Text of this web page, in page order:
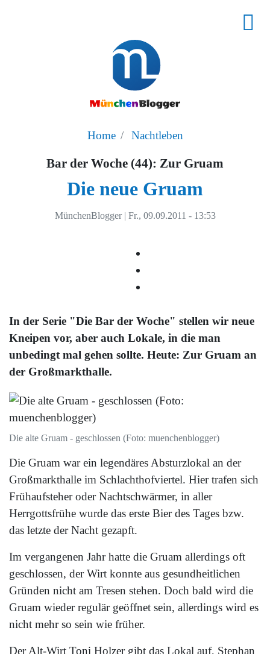
Home Nachtleben
Bar der Woche (44): Zur Gruam
Die neue Gruam
MünchenBlogger | Fr., 09.09.2011 - 13:53
In der Serie "Die Bar der Woche" stellen wir neue
Kneipen vor, aber auch Lokale, in die man
unbedingt mal gehen sollte. Heute: Zur Gruam an
der Großmarkthalle.
Die alte Gruam - geschlossen (Foto: muenchenblogger)
Die Gruam war ein legendäres Absturzlokal an der
Großmarkthalle im Schlachthofviertel. Hier trafen sich
Frühaufsteher oder Nachtschwärmer, in aller
Herrgottsfrühe wurde das erste Bier des Tages bzw.
das letzte der Nacht gezapft.
Im vergangenen Jahr hatte die Gruam allerdings oft
geschlossen, der Wirt konnte aus gesundheitlichen
Gründen nicht am Tresen stehen. Doch bald wird die
Gruam wieder regulär geöffnet sein, allerdings wird es
nicht mehr so sein wie früher.
Der Alt-Wirt Toni Holzer gibt das Lokal auf, Stephan